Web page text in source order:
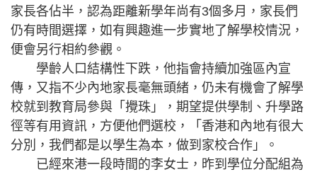
家長各佔半，認為距離新學年尚有3個多月，家長們
仍有時間選擇，如有興趣進一步實地了解學校情況，
便會另行相約參觀。
學齡人口結構性下跌，他指會持續加強區內宣
傳，又指不少內地家長毫無頭緒，仍未有機會了解學
校就到教育局參與「攪珠」，期望提供學制、升學路
徑等有用資訊，方便他們選校，「香港和內地有很大
分別，我們都是以學生為本，做到家校合作」。
已經來港一段時間的李女士，昨到學位分配組為